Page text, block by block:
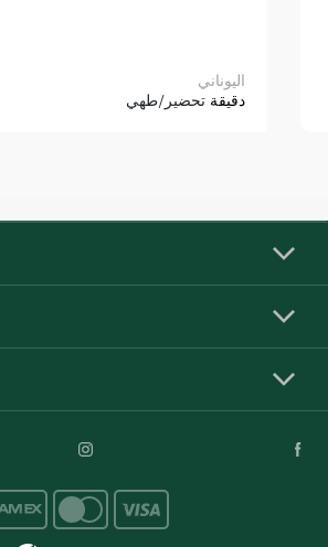
اليوناني
دقيقة تحضير/طهي